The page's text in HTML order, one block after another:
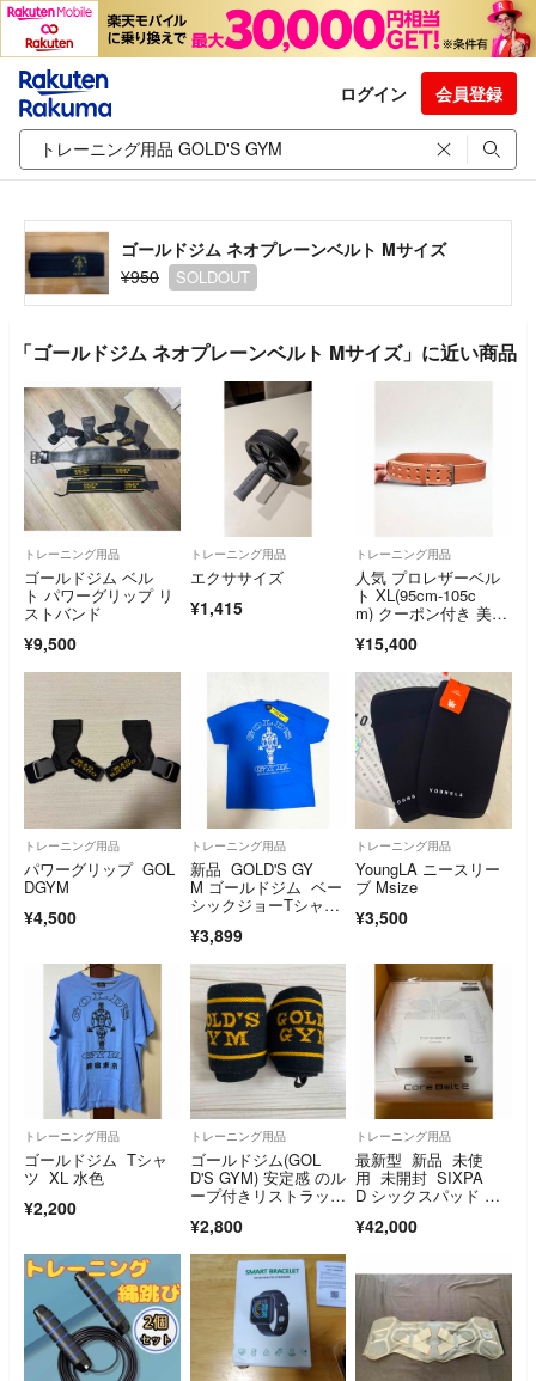
ログイン 会員登録
ゴールドジム ネオプレーンベルト Mサイズ
¥950
SOLDOUT
「ゴールドジム ネオプレーンベルト Mサイズ」に近い商品
トレーニング用品
ゴールドジム ベル
ト パワーグリップ リ
ストバンド
¥9,500
トレーニング用品
エクササイズ
¥1,415
トレーニング用品
人気 プロレザーベル
ト XL(95cm-105c
m) クーポン付き 美
¥15,400
トレーニング用品
パワーグリップ GOL
DGYM
¥4,500
トレーニング用品
新品 GOLD'S GY
M ゴールドジム ベー
シックジョーTシャ
¥3,899
トレーニング用品
YoungLA ニースリー
ブ Msize
¥3,500
トレーニング用品
ゴールドジム Tシャ
ツ XL 水色
¥2,200
トレーニング用品
ゴールドジム(GOL
D'S GYM) 安定感 のル
ープ付きリストラッ
¥2,800
トレーニング用品
最新型 新品 未使
用 未開封 SIXPA
D シックスパッド コ
ズ ジェルシート不
¥42,000